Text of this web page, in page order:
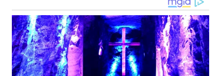
WN
NIAS
WN
LANGKAT